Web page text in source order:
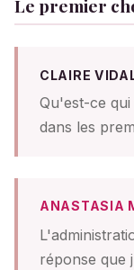
Le premier
CLAIRE
Qu'est-ce
dans les
ANASTASIA
réponse que